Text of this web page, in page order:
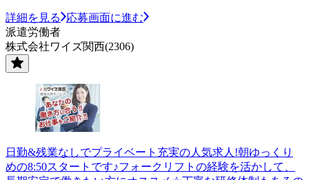
詳細を見る
応募画面に進む
派遣労働者
株式会社ワイズ関西(2306)
日勤&残業なしでプライベート充実の人気求人!朝ゆっくり
めの8:50スタートです♪フォークリフトの経験を活かして、